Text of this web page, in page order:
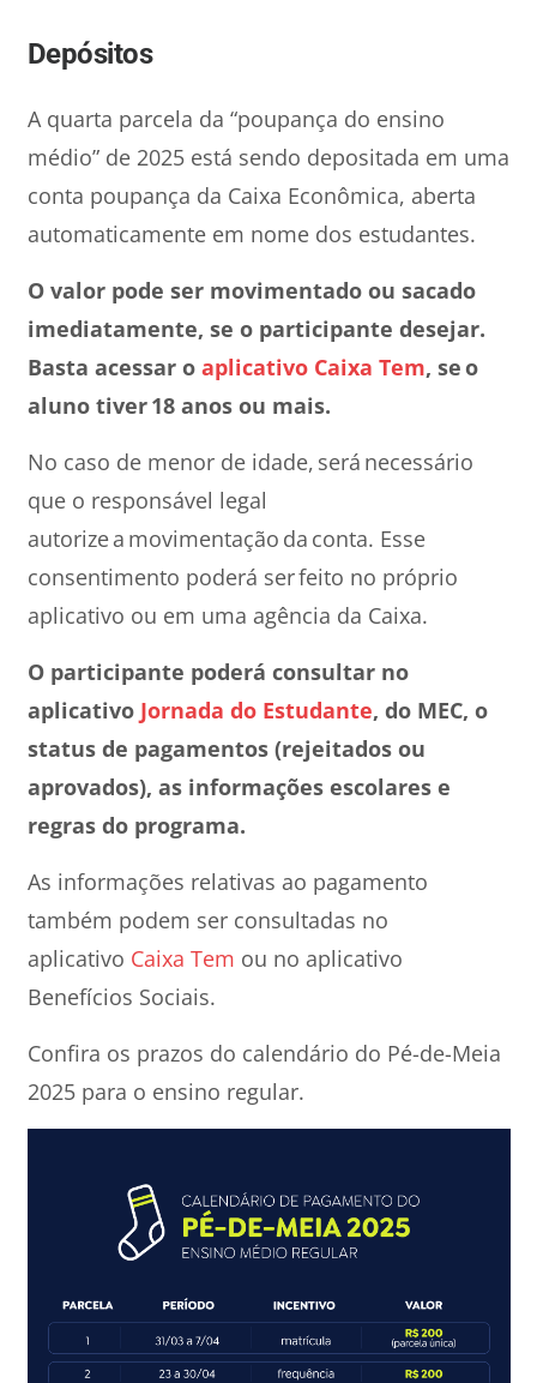
Depósitos
A quarta parcela da “poupança do ensino
médio” de 2025 está sendo depositada em uma
conta poupança da Caixa Econômica, aberta
automaticamente em nome dos estudantes.
O valor pode ser movimentado ou sacado
imediatamente, se o participante desejar.
Basta acessar o aplicativo Caixa Tem, se o
aluno tiver 18 anos ou mais.
No caso de menor de idade, será necessário
que o responsável legal
autorize a movimentação da conta. Esse
consentimento poderá ser feito no próprio
aplicativo ou em uma agência da Caixa.
O participante poderá consultar no
aplicativo Jornada do Estudante, do MEC, o
status de pagamentos (rejeitados ou
aprovados), as informações escolares e
regras do programa.
As informações relativas ao pagamento
também podem ser consultadas no
aplicativo Caixa Tem ou no aplicativo
Benefícios Sociais.
Confira os prazos do calendário do Pé-de-Meia
2025 para o ensino regular.